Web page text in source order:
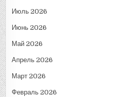
Июль 2026
Июнь 2026
Май 2026
Апрель 2026
Март 2026
Февраль 2026